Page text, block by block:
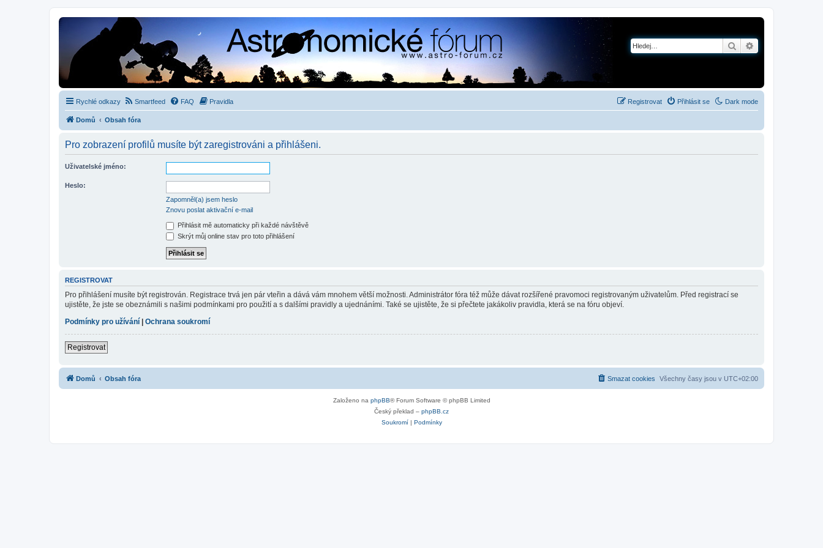
Hledat
Rychlé odkazy Dark mode
Smartfeed FAQ Pravidla Přihlásit se
Registrovat
Domů Obsah fóra
Pro zobrazení profilů musíte být zaregistrováni a přihlášeni.
Uživatelské jméno:
Heslo:
Zapomněl(a) jsem heslo
Znovu poslat aktivační e-mail
Přihlásit mě automaticky při každé návštěvě
Skrýt můj online stav pro toto přihlášení
REGISTROVAT
Pro přihlášení musíte být registrován. Registrace trvá jen pár vteřin a dává vám mnohem větší možnosti. Administrátor fóra též může dávat rozšířené pravomoci registrovaným uživatelům. Před registrací se
ujistěte, že jste se obeznámili s našimi podmínkami pro použití a s dalšími pravidly a ujednáními. Také se ujistěte, že si přečtete jakákoliv pravidla, která se na fóru objeví.
Podmínky pro užívání | Ochrana soukromí
Registrovat
Domů Obsah fóra Všechny časy jsou v UTC+02:00
Smazat cookies
Založeno na phpBB® Forum Software © phpBB Limited
Český překlad – phpBB.cz
Soukromí| Podmínky